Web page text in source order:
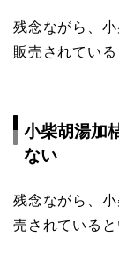
残念ながら、
販売されてい
小柴胡湯加
ない
残念ながら、
売されている